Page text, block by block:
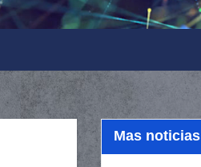
Mas noticias